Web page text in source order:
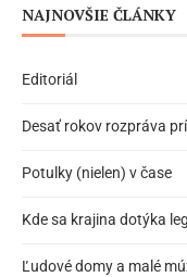
NAJNOVŠIE ČLÁNKY
Editoriál
Desať rokov rozpráva
Potulky (nielen) v čase
Kde sa krajina dotýka
Ľudové domy a malé